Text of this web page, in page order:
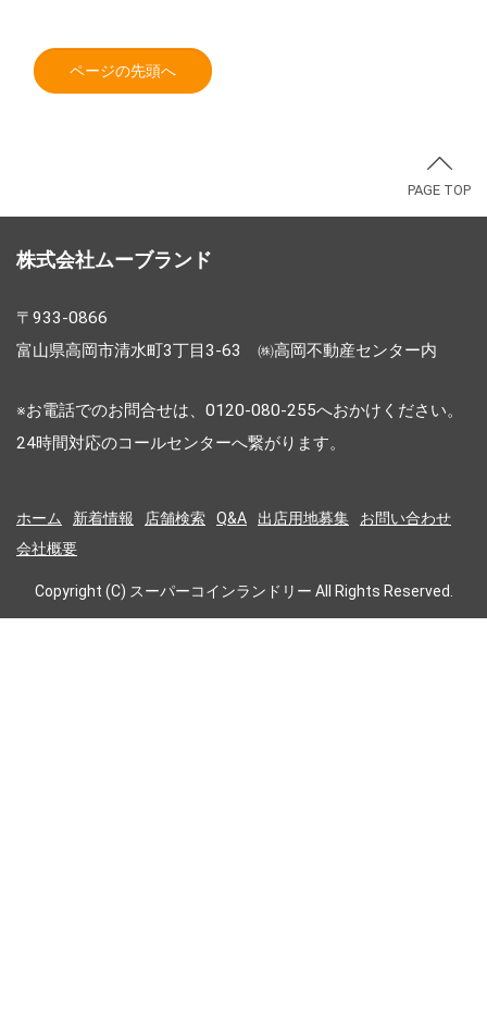
ページの先頭へ
PAGE TOP
株式会社ムーブランド
〒933-0866
富山県高岡市清水町3丁目3-63 ㈱高岡不動産センター内
※お電話でのお問合せは、0120-080-255へおかけください。
24時間対応のコールセンターへ繋がります。
ホーム 新着情報 店舗検索 Q&A 出店用地募集
お問い合わせ
会社概要
Copyright (C) スーパーコインランドリー All Rights Reserved.